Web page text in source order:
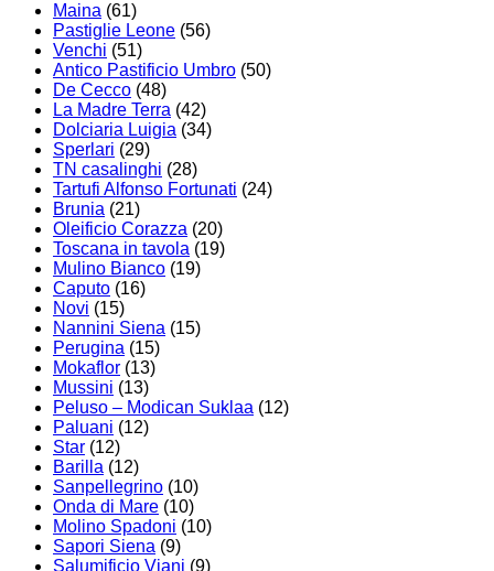
Maina (61)
Pastiglie Leone (56)
Venchi (51)
Antico Pastificio Umbro (50)
De Cecco (48)
La Madre Terra (42)
Dolciaria Luigia (34)
Sperlari (29)
TN casalinghi (28)
Tartufi Alfonso Fortunati (24)
Brunia (21)
Oleificio Corazza (20)
Toscana in tavola (19)
Mulino Bianco (19)
Caputo (16)
Novi (15)
Nannini Siena (15)
Perugina (15)
Mokaflor (13)
Mussini (13)
Peluso – Modican Suklaa (12)
Paluani (12)
Star (12)
Barilla (12)
Sanpellegrino (10)
Onda di Mare (10)
Molino Spadoni (10)
Sapori Siena (9)
Salumificio Viani (9)